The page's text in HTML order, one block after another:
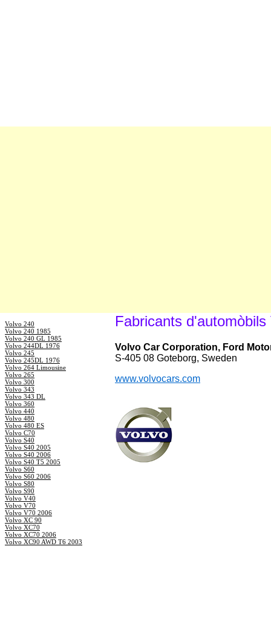
Volvo 240
Volvo 240 1985
Volvo 240 GL 1985
Volvo 244DL 1976
Volvo 245
Volvo 245DL 1976
Volvo 264 Limousine
Volvo 265
Volvo 300
Volvo 343
Volvo 343 DL
Volvo 360
Volvo 440
Volvo 480
Volvo 480 ES
Volvo C70
Volvo S40
Volvo S40 2005
Volvo S40 2006
Volvo S40 T5 2005
Volvo S60
Volvo S60 2006
Volvo S80
Volvo S90
Volvo V40
Volvo V70
Volvo V70 2006
Volvo XC 90
Volvo XC70
Volvo XC70 2006
Volvo XC90 AWD T6 2003
Fabricants d'automòbils
Volvo Car Corporation, Ford
S-405 08 Goteborg, Sweden
www.volvocars.com